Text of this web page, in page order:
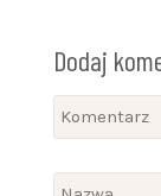
Dodaj